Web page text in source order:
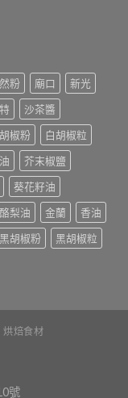
粉 廟口
新光
沙茶醬
椒粉
白胡椒粒
芥末椒鹽
葵花籽油
酪梨油 金蘭
香油
黑胡椒粉
黑胡椒粒
烘焙食材
號